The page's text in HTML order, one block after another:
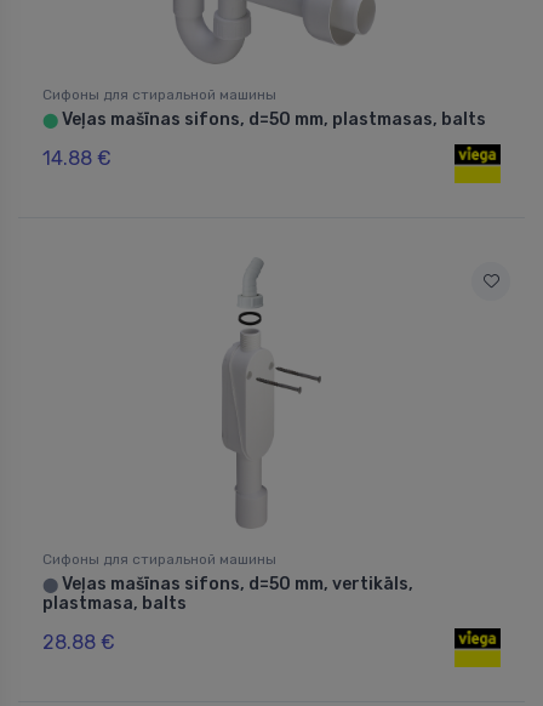
Сифоны для стиральной машины
⬤ Veļas mašīnas sifons, d=50 mm, plastmasas, balts
14.88 €
Сифоны для стиральной машины
⬤ Veļas mašīnas sifons, d=50 mm, vertikāls,
plastmasa, balts
28.88 €